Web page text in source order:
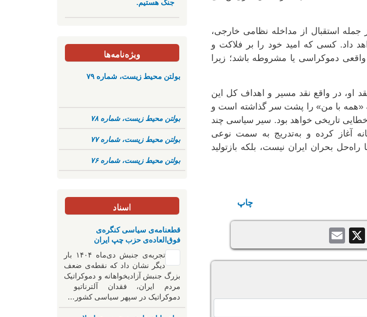
استقبال از مداخله نظامی خارجی،
کسی که امید خود را بر فلاکت و
دموکراسی یا مشروطه باشد؛ زیرا
در واقع نقد مسیر و اهداف کل این
«همه با من» را پشت سر گذاشته است و
تاریخی خواهد بود. سیر سیاسی چند
آغاز کرده و به‌تدریج به سمت نوعی
بحران ایران نیست، بلکه بازتولید
چاپ
Facebook
X
ویژه‌نامه‌ها
بولتن محیط زیست، شماره ۷۹
بولتن محیط زیست، شماره ۷۸
بولتن محیط زیست، شماره ۷۷
بولتن محیط زیست، شماره ۷۶
اسناد
قطعنامه‌ی سیاسی کنگره‌ی
فوق‌العاده‌ی حزب چپ ایران
تجربه‌ی جنبش دی‌ماه ۱۴۰۴ بار
دیگر نشان داد که نقطه‌ی ضعف
بزرگ جنبش آزادیخواهانه و دموکراتیک
مردم ایران، فقدان آلترناتیو
دموکراتیک در سپهر سیاسی کشور…